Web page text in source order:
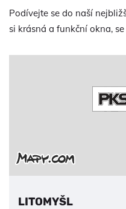
Podívejte se do naší
si krásná a funkční okna,
LITOMYŠL